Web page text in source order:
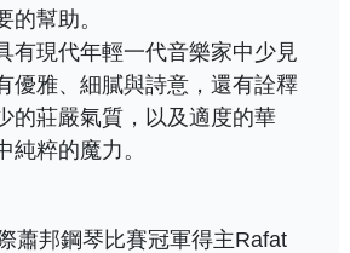
的幫助。
有現代年輕一代音樂家中少見
優雅、細膩與詩意，還有詮釋
的莊嚴氣質，以及適度的華
純粹的魔力。
蕭邦鋼琴比賽冠軍得主Rafat